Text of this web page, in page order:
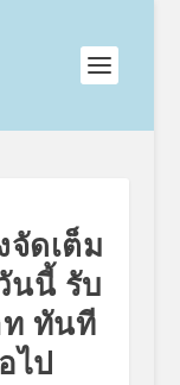
จัดเต็ม
นนี้ รับ
ทันที
ไป